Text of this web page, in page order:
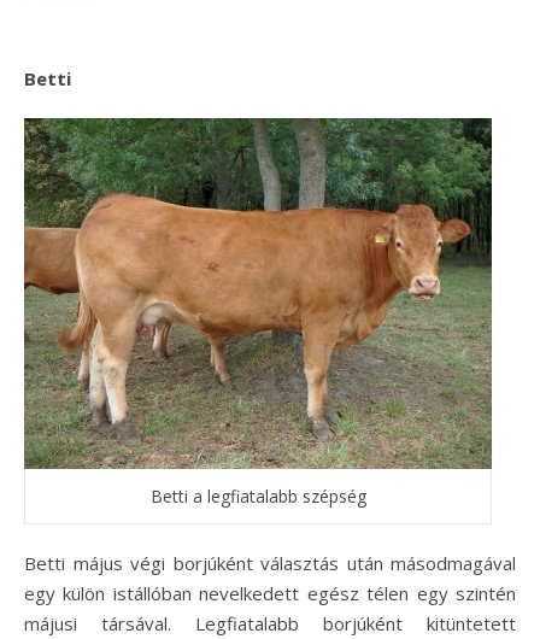
Betti
Betti a legfiatalabb szépség
Betti május végi borjúként választás után másodmagával
egy külön istállóban nevelkedett egész télen egy szintén
májusi társával. Legfiatalabb borjúként kitüntetett